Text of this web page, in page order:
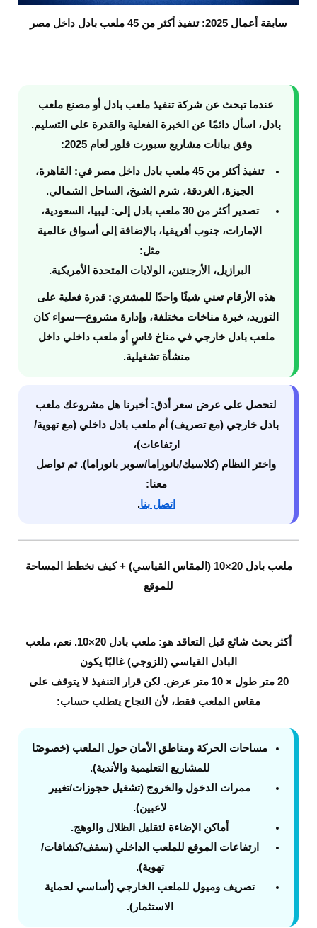
سابقة أعمال 2025: تنفيذ أكثر من 45 ملعب بادل داخل مصر
عندما تبحث عن شركة تنفيذ ملعب بادل أو مصنع ملعب
بادل، اسأل دائمًا عن الخبرة الفعلية والقدرة على التسليم.
وفق بيانات مشاريع سبورت فلور لعام2025
:
تنفيذ أكثر من 45 ملعب بادل داخل مصر في:
القاهرة،
الجيزة، الغردقة، شرم الشيخ، الساحل الشمالي.
تصدير أكثر من 30 ملعب بادل
إلى: ليبيا، السعودية،
الإمارات، جنوب أفريقيا، بالإضافة إلى أسواق عالمية
مثل:
البرازيل، الأرجنتين، الولايات المتحدة الأمريكية.
هذه الأرقام تعني شيئًا واحدًا للمشتري: قدرة فعلية على
التوريد، خبرة مناخات مختلفة، وإدارة مشروع—سواء كان
ملعب بادل خارجي في مناخ قاسٍ أو ملعب داخلي داخل
منشأة تشغيلية.
لتحصل على عرض سعر أدق: أخبرنا هل مشروعك ملعب
بادل خارجي (مع تصريف) أمملعب بادل داخلي (مع تهوية/
ارتفاعات)،
واختر النظام (كلاسيك/بانوراما/سوبر بانوراما). ثم تواصل
معنا:
اتصل بنا.
ملعب بادل 20×10 (المقاس القياسي) + كيف نخطط المساحة
للموقع
أكثر بحث شائع قبل التعاقد هو: ملعب بادل 20×10
. نعم، ملعب
البادل القياسي (للزوجي) غالبًا يكون
20 متر طول × 10 متر عرض
. لكن قرار التنفيذ لا يتوقف على
مقاس الملعب فقط، لأن النجاح يتطلب حساب:
مساحات الحركة ومناطق الأمان حول الملعب (خصوصًا
للمشاريع التعليمية والأندية).
ممرات الدخول والخروج (تشغيل حجوزات/تغيير
لاعبين).
أماكن الإضاءة لتقليل الظلال والوهج.
ارتفاعات الموقع للملعب الداخلي (سقف/كشافات/
تهوية).
تصريف وميول للملعب الخارجي (أساسي لحماية
الاستثمار).